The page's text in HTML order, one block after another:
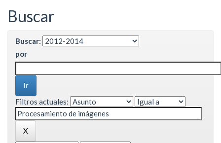
Buscar
Buscar:
por
Filtros actuales: